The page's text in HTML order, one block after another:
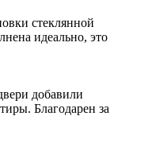
стеклянной
идеально, это
добавили
Благодарен за